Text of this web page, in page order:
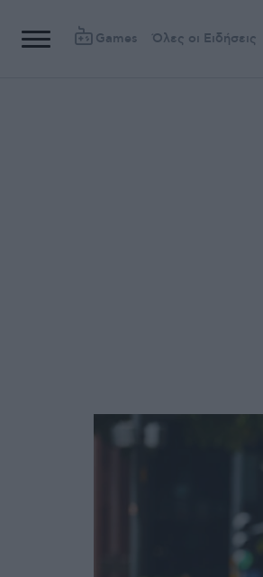
Games Όλες οι Ειδήσεις